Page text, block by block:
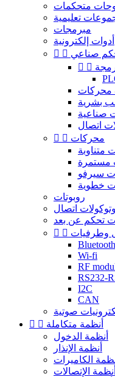
متحكمات
تعليمية
مبرمجات
أدوات إلكترونية
  صناعي
 
محركات
بشرية
صناعية
اتصال
  محركات
متناوبة
مستمرة
سيرفو
خطوية
روبوتات
اتصال
تحكم عن بعد
  وطرفيات
Bluetooth
Wi-fi
RF
RS232-
I2C
CAN
صوتية
  أنظمة متكاملة
أنظمة الدخول
أنظمة الإنذار
الكاميرات
أنظمة الإتصالات